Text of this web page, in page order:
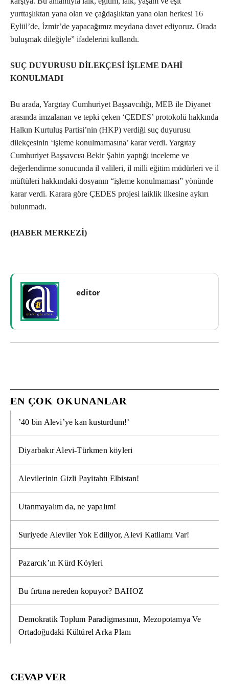
yurttaşlıktan yana olan ve çağdaşlıktan yana olan herkesi 16
Eylül’de, İzmir’de yapacağımız meydana davet ediyoruz. Orada
buluşmak dileğiyle” ifadelerini kullandı.
SUÇ DUYURUSU DİLEKÇESİ İŞLEME DAHİ
KONULMADI
Bu arada, Yargıtay Cumhuriyet Başsavcılığı, MEB ile Diyanet
arasında imzalanan ve tepki çeken ‘ÇEDES’ protokolü hakkında
Halkın Kurtuluş Partisi’nin (HKP) verdiği suç duyurusu
dilekçesinin ‘işleme konulmamasına’ karar verdi. Yargıtay
Cumhuriyet Başsavcısı Bekir Şahin yaptığı inceleme ve
değerlendirme sonucunda il valileri, il milli eğitim müdürleri ve il
müftüleri hakkındaki dosyanın “işleme konulmaması” yönünde
karar verdi. Karara göre ÇEDES projesi laiklik ilkesine aykırı
bulunmadı.
(HABER MERKEZİ)
editor
EN ÇOK OKUNANLAR
’40 bin Alevi’ye kan kusturdum!’
Diyarbakır Alevi-Türkmen köyleri
Alevilerinin Gizli Payitahtı Elbistan!
Utanmayalım da, ne yapalım!
Suriyede Aleviler Yok Ediliyor, Alevi Katliamı Var!
Pazarcık’ın Kürd Köyleri
Bu fırtına nereden kopuyor? BAHOZ
Demokratik Toplum Paradigmasının, Mezopotamya Ve
Ortadoğudaki Kültürel Arka Planı
CEVAP VER